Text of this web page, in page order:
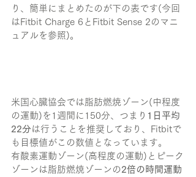
り、簡単にまとめたのが下の表です(今回
はFitbit Charge 6とFitbit Sense 2のマニ
ュアルを参照)。
米国心臓協会では脂肪燃焼ゾーン(中程度
の運動)を1週間に150分、つまり 1日平均
22分 は行うことを推奨しており、Fitbitで
も目標値がこの数値となっています。
有酸素運動ゾーン(高程度の運動)とピーク
ゾーンは脂肪燃焼ゾーンの2倍の時間運動